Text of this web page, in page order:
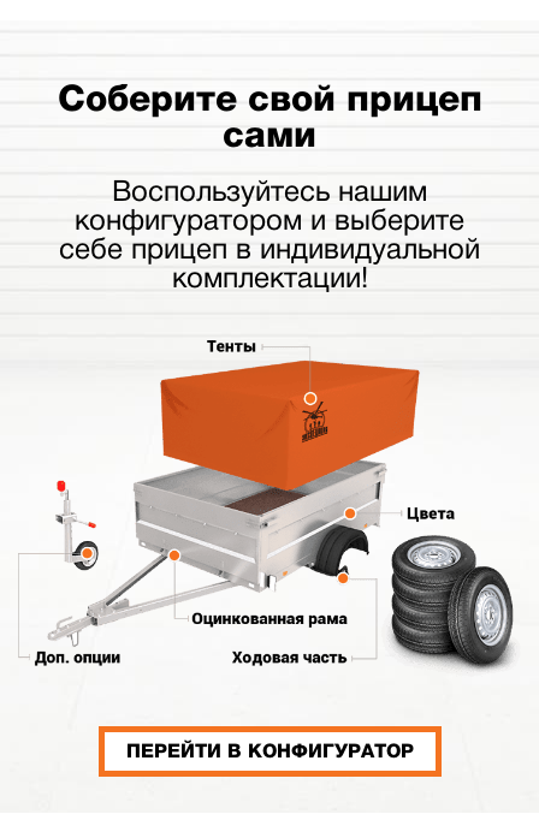
Соберите свой прицеп
сами
Воспользуйтесь нашим
конфигуратором и выберите
себе прицеп в индивидуальной
комплектации!
ПЕРЕЙТИ В КОНФИГУРАТОР